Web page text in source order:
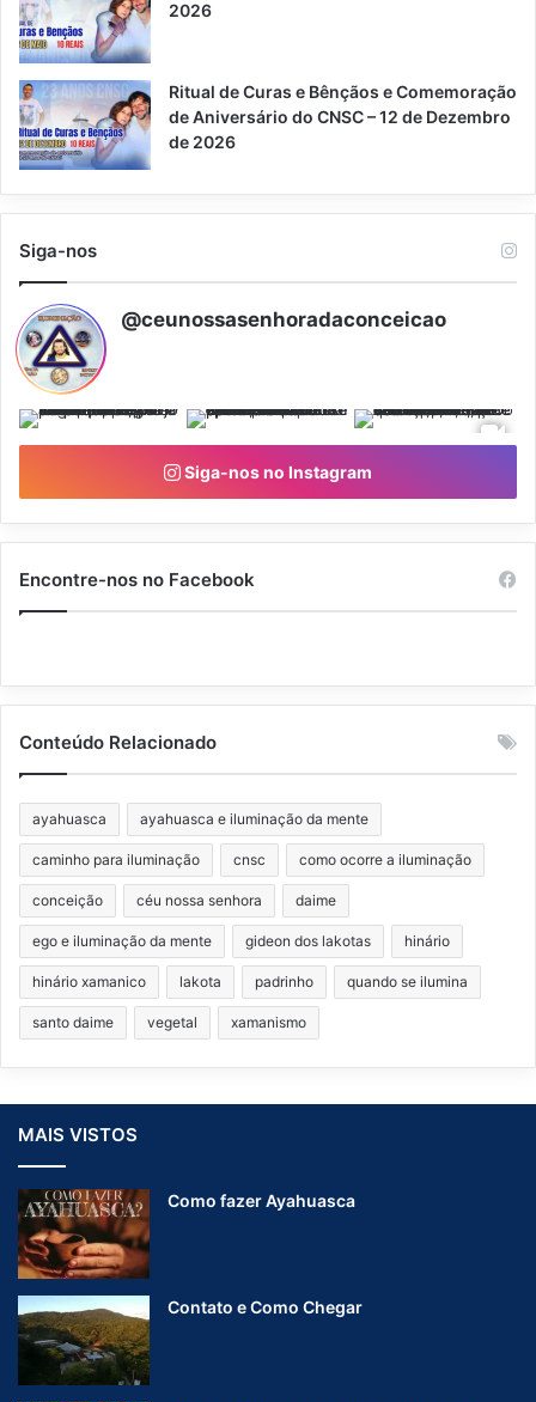
2026
Ritual de Curas e Bênçãos e Comemoração
de Aniversário do CNSC – 12 de Dezembro
de 2026
Siga-nos
@ceunossasenhoradaconceicao
Siga-nos no Instagram
Encontre-nos no Facebook
Conteúdo Relacionado
ayahuasca ayahuasca e iluminação da mente
caminho para iluminação cnsc como ocorre a iluminação
conceição céu nossa senhora daime
ego e iluminação da mente gideon dos lakotas hinário
hinário xamanico lakota padrinho quando se ilumina
santo daime vegetal xamanismo
MAIS VISTOS
Como fazer Ayahuasca
Contato e Como Chegar